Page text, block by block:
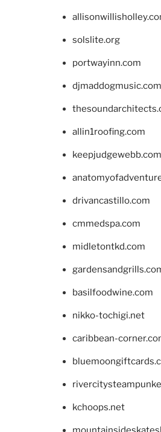
solslite.org
portwayinn.com
djmaddogmusic.com
allin1roofing.com
keepjudgewebb.com
drivancastillo.com
cmmedspa.com
midletontkd.com
basilfoodwine.com
nikko-tochigi.net
caribbean-
kchoops.net